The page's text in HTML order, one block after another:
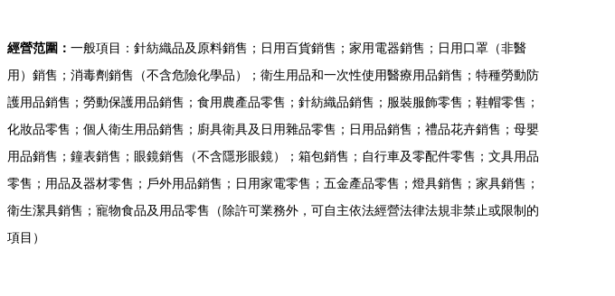
經營范圍： 一般項目：針紡織品及原料銷售；日用百貨銷售；家用電器銷售；日用口罩（非醫
用）銷售；消毒劑銷售（不含危險化學品）；衛生用品和一次性使用醫療用品銷售；特種勞動防
護用品銷售；勞動保護用品銷售；食用農產品零售；針紡織品銷售；服裝服飾零售；鞋帽零售；
化妝品零售；個人衛生用品銷售；廚具衛具及日用雜品零售；日用品銷售；禮品花卉銷售；母嬰
用品銷售；鐘表銷售；眼鏡銷售（不含隱形眼鏡）；箱包銷售；自行車及零配件零售；文具用品
零售；用品及器材零售；戶外用品銷售；日用家電零售；五金產品零售；燈具銷售；家具銷售；
衛生潔具銷售；寵物食品及用品零售（除許可業務外，可自主依法經營法律法規非禁止或限制的
項目）